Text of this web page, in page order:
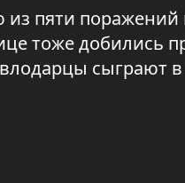
пяти поражений
тоже добились
сыграют